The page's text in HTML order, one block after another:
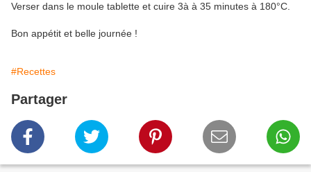
Verser dans le moule tablette et cuire 3à à 35 minutes à 180°C.
Bon appétit et belle journée !
#Recettes
Partager